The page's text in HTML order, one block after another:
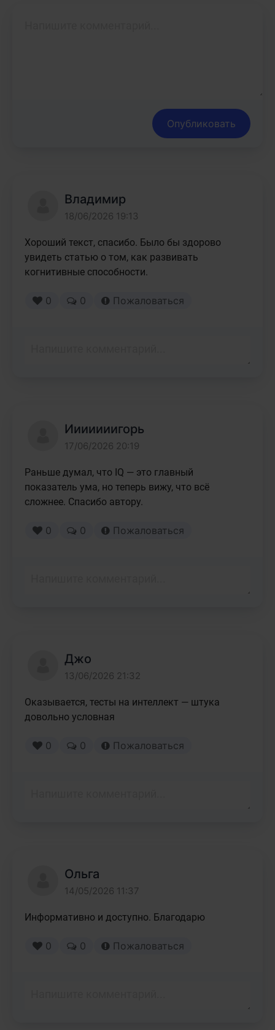
Опубликовать
Владимир
18/06/2026 19:13
Хороший текст, спасибо. Было бы здорово
увидеть статью о том, как развивать
когнитивные способности.
0 0 Пожаловаться
Ииииииигорь
17/06/2026 20:19
Раньше думал, что IQ — это главный
показатель ума, но теперь вижу, что всё
сложнее. Спасибо автору.
0 0 Пожаловаться
Джо
13/06/2026 21:32
Оказывается, тесты на интеллект — штука
довольно условная
0 0 Пожаловаться
Ольга
14/05/2026 11:37
Информативно и доступно. Благодарю
0 0 Пожаловаться